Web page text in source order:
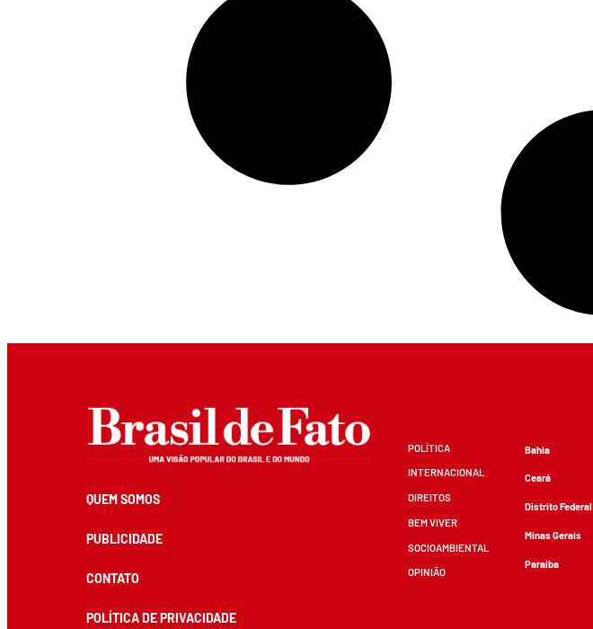
QUEM SOMOS
PUBLICIDADE
CONTATO
POLÍTICA DE PRIVACIDADE
POLÍTICA
INTERNACIONAL
DIREITOS
BEM VIVER
SOCIOAMBIENTAL
OPINIÃO
Bahia
Ceará
Distrito Federal
Minas Gerais
Paraíba